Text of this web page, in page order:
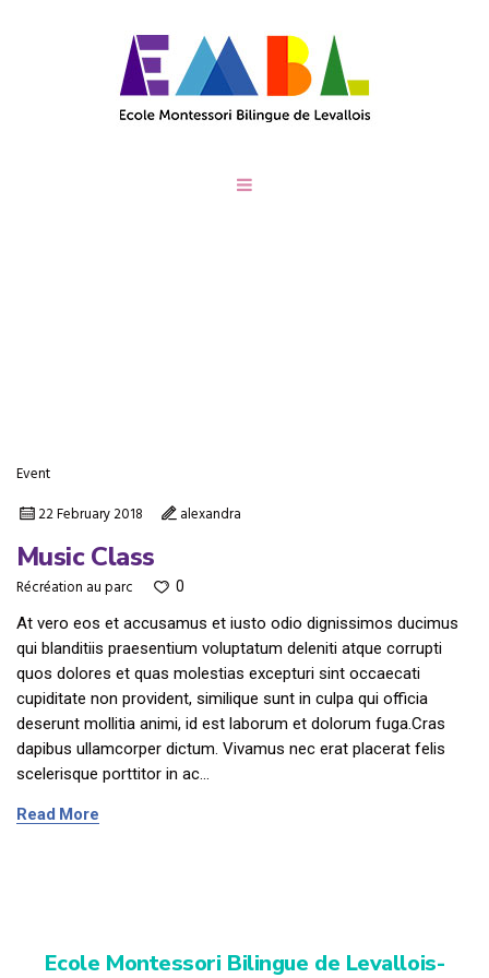
Event
22 February 2018
alexandra
Music Class
Récréation au parc 0
At vero eos et accusamus et iusto odio dignissimos ducimus
qui blanditiis praesentium voluptatum deleniti atque corrupti
quos dolores et quas molestias excepturi sint occaecati
cupiditate non provident, similique sunt in culpa qui officia
deserunt mollitia animi, id est laborum et dolorum fuga.Cras
dapibus ullamcorper dictum. Vivamus nec erat placerat felis
scelerisque porttitor in ac...
Read More
Ecole Montessori Bilingue de Levallois-